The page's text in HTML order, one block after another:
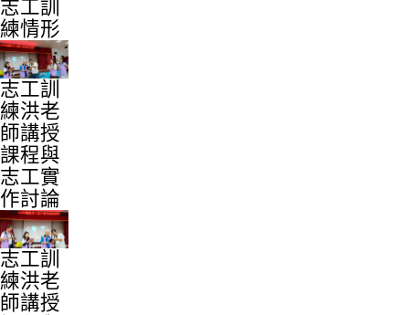
志工訓
練情形
志工訓
練洪老
師講授
課程與
志工實
作討論
志工訓
練洪老
師講授